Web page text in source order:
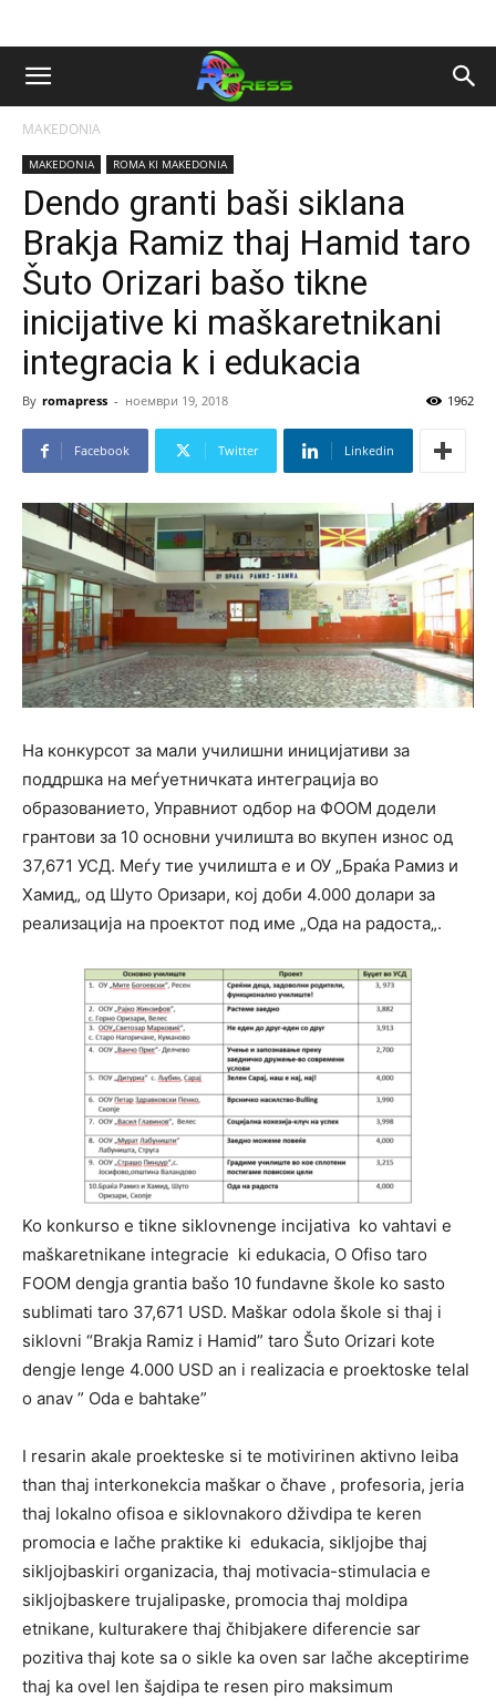
MAKEDONIA
MAKEDONIA ROMA KI MAKEDONIA
Dendo granti baši siklana
Brakja Ramiz thaj Hamid taro
Šuto Orizari bašo tikne
inicijative ki maškaretnikani
integracia k i edukacia
By romapress - ноември 19, 2018 1962
Facebook Twitter Linkedin
На конкурсот за мали училишни иницијативи за
поддршка на меѓуетничката интеграција во
образованието, Управниот одбор на ФООМ додели
грантови за 10 основни училишта во вкупен износ од
37,671 УСД. Меѓу тие училишта е и ОУ „Браќа Рамиз и
Хамид„ од Шуто Оризари, кој доби 4.000 долари за
реализација на проектот под име „Ода на радоста„.
Ko konkurso e tikne siklovnenge incijativa ko vahtavi e
maškaretnikane integracie ki edukacia, O Ofiso taro
FOOM dengja grantia bašo 10 fundavne škole ko sasto
sublimati taro 37,671 USD. Maškar odola škole si thaj i
siklovni “Brakja Ramiz i Hamid” taro Šuto Orizari kote
dengje lenge 4.000 USD an i realizacia e proektoske telal
o anav ” Oda e bahtake”
I resarin akale proekteske si te motivirinen aktivno leiba
than thaj interkonekcia maškar o čhave , profesoria, jeria
thaj lokalno ofisoa e siklovnakoro dživdipa te keren
promocia e lačhe praktike ki edukacia, sikljojbe thaj
sikljojbaskiri organizacia, thaj motivacia-stimulacia e
sikljojbaskere trujalipaske, promocia thaj moldipa
etnikane, kulturakere thaj čhibjakere diferencie sar
pozitiva thaj kote sa o sikle ka oven sar lačhe akceptirime
thaj ka ovel len šajdipa te resen piro maksimum